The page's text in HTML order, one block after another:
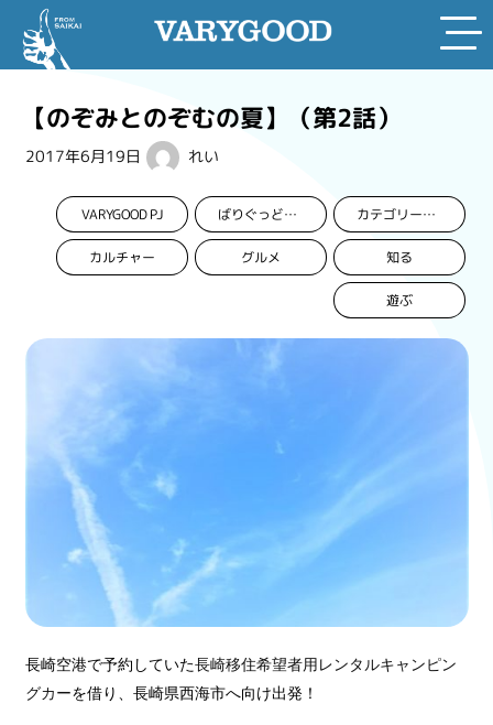
content【のぞみとのぞむの夏】（第2話）
2017年6月19日 れい
VARYGOOD PJ ばりぐっどくんプロジェクト カテゴリーなし
カルチャー グルメ 知る
遊ぶ
長崎空港で予約していた長崎移住希望者用レンタルキャンピン
グカーを借り、長崎県西海市へ向け出発！